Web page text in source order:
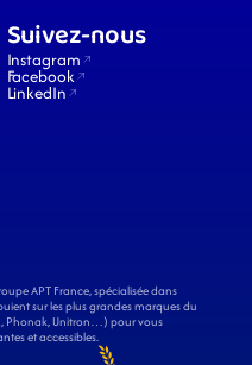
APT France, spécialisée dans
sur les plus grandes marques du
Phonak, Unitron…) pour vous
et accessibles.
Suivez-nous
Instagram
Facebook
LinkedIn